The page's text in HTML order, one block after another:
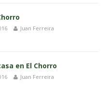
Juan Ferreira
en El Chorro
Juan Ferreira